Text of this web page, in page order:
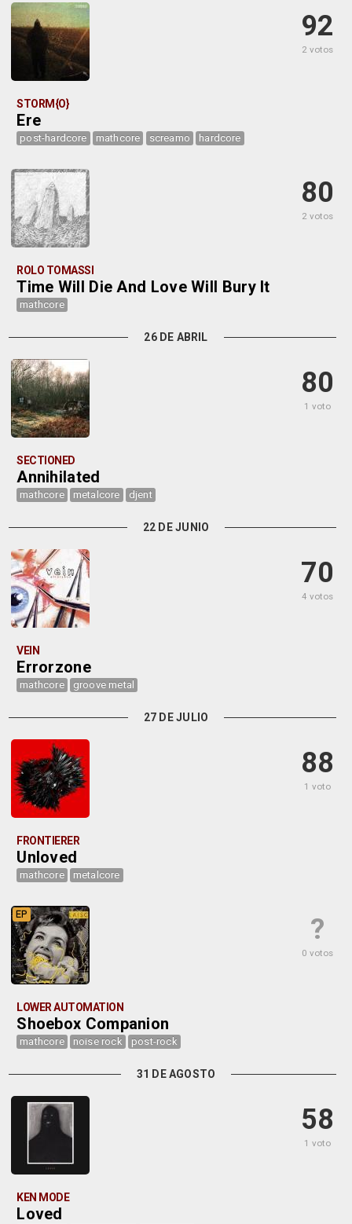
92
2 votos
STORM{O}
Ere
post-hardcore mathcore screamo hardcore
80
2 votos
ROLO TOMASSI
Time Will Die And Love Will Bury It
mathcore
26 DE ABRIL
80
1 voto
SECTIONED
Annihilated
mathcore metalcore djent
22 DE JUNIO
70
4 votos
VEIN
Errorzone
mathcore groove metal
27 DE JULIO
88
1 voto
FRONTIERER
Unloved
mathcore metalcore
?
0 votos
EP
LOWER AUTOMATION
Shoebox Companion
mathcore noise rock post-rock
31 DE AGOSTO
58
1 voto
KEN MODE
Loved